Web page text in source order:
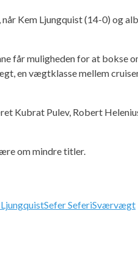
Kem Ljungquist (14-0) og
får muligheden for at
en vægtklasse mellem
Pulev, Robert
om mindre titler.
Sefer SeferiSværvægt